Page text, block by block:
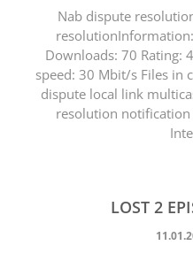
Nab dispute
Downloads: 70 Rating:
speed: 30 Mbit/s Files in
dispute local link
resolution
LOST 2